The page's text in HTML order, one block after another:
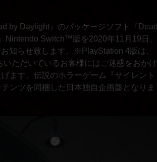
by Daylight』のパッケージソフト『Dead
Nintendo Switch™版を2020年11月19日、
知らせ致します。※PlayStation 4版は、
ただいているお客様にはご迷惑をおかけ
ます。伝説のホラーゲーム『サイレント
ンツを同梱した日本独自企画盤となりま